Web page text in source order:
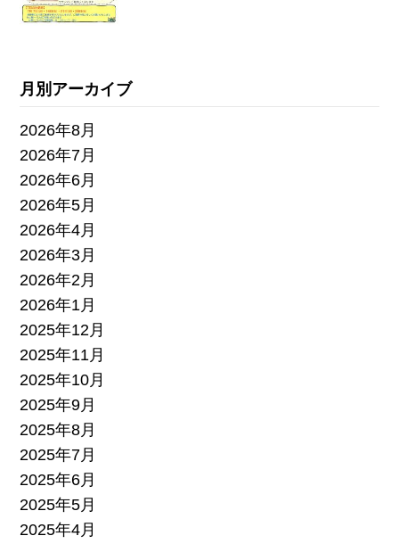
月別アーカイブ
2026年8月
2026年7月
2026年6月
2026年5月
2026年4月
2026年3月
2026年2月
2026年1月
2025年12月
2025年11月
2025年10月
2025年9月
2025年8月
2025年7月
2025年6月
2025年5月
2025年4月